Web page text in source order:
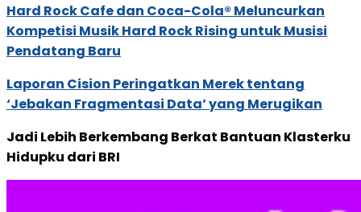
Hard Rock Cafe dan Coca-Cola® Meluncurkan
Kompetisi Musik Hard Rock Rising untuk Musisi
Pendatang Baru
Laporan Cision Peringatkan Merek tentang
‘Jebakan Fragmentasi Data’ yang Merugikan
Jadi Lebih Berkembang Berkat Bantuan Klasterku
Hidupku dari BRI